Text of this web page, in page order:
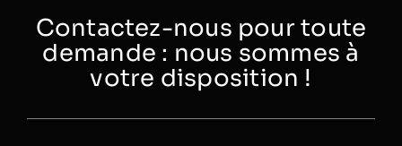
Contactez-nous pour toute
demande : nous sommes à
votre disposition !